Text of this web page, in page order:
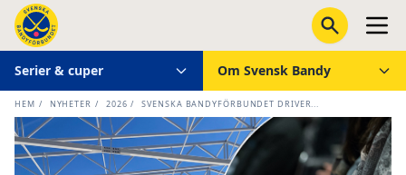
Serier & cuper Om Svensk Bandy
HEM / NYHETER / 2026 / SVENSKA BANDYFÖRBUNDET DRIVER...